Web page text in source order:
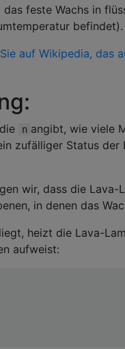
feste Wachs in
befindet).
auf Wikipedia, das
n angibt, wie viele
zufälliger Status
wir, dass die Lava-
in denen das
heizt die Lava-
aufweist: